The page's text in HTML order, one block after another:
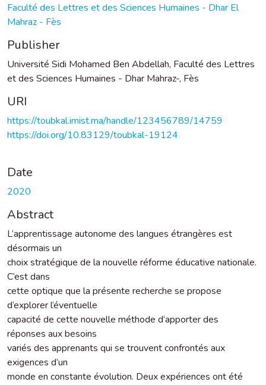
Faculté des Lettres et des Sciences Humaines - Dhar El
Mahraz - Fès
Publisher
Université Sidi Mohamed Ben Abdellah, Faculté des Lettres
et des Sciences Humaines - Dhar Mahraz-, Fès
URI
https://toubkal.imist.ma/handle/123456789/14759
https://doi.org/10.83129/toubkal-19124
Date
2020
Abstract
L‘apprentissage autonome des langues étrangères est
désormais un
choix stratégique de la nouvelle réforme éducative nationale.
C‘est dans
cette optique que la présente recherche se propose
d‘explorer l‘éventuelle
capacité de cette nouvelle méthode d‘apporter des
réponses aux besoins
variés des apprenants qui se trouvent confrontés aux
exigences d‘un
monde en constante évolution. Deux expériences ont été